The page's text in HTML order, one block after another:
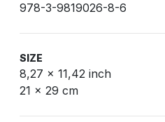
978-3-9819026-8-6
SIZE
8,27 x 11,42 inch
21 x 29 cm